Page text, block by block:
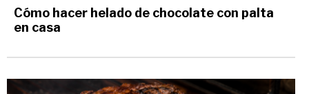
Cómo hacer helado de chocolate con palta
en casa